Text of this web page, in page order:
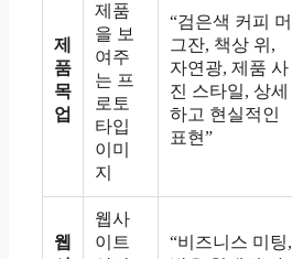
제
품
목
업
제품
을 보
여주
는 프
로토
타입
이미
지
“검은색 커피 머
그잔, 책상 위,
자연광, 제품 사
진 스타일, 상세
하고 현실적인
표현”
웹
웹사
이트
“비즈니스 미팅,